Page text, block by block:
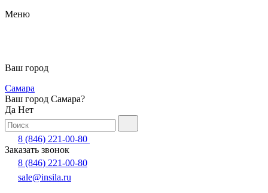
Меню
Ваш город
Самара
Ваш город Самара?
Да Нет
8 (846) 221-00-80
Заказать звонок
8 (846) 221-00-80
sale@insila.ru